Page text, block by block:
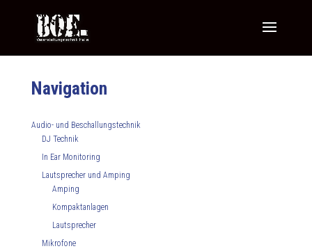
Navigation
Audio- und Beschallungstechnik
DJ Technik
In Ear Monitoring
Lautsprecher und Amping
Amping
Kompaktanlagen
Lautsprecher
Mikrofone